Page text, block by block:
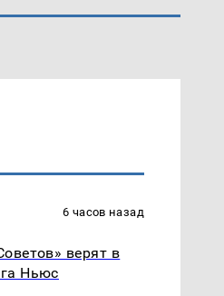
6 часов назад
верят в
Ньюс